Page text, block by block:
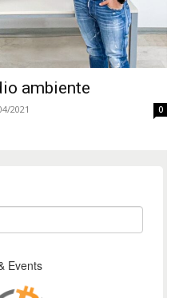
ambiente
2021 0